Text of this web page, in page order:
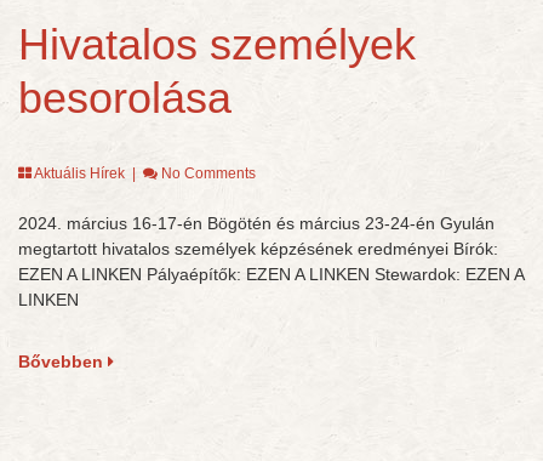
Hivatalos személyek
besorolása
Aktuális Hírek No Comments
2024. március 16-17-én Bögötén és március 23-24-én Gyulán
megtartott hivatalos személyek képzésének eredményei Bírók:
EZEN A LINKEN Pályaépítők: EZEN A LINKEN Stewardok: EZEN A
LINKEN
Bővebben